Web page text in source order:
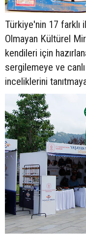
Türkiye'nin 17 farklı
Olmayan Kültürel
kendileri için
sergilemeye ve
inceliklerini